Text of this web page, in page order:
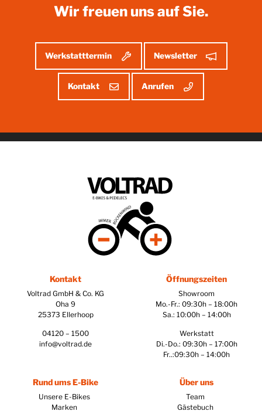
Wir freuen uns auf Sie.
Werkstatttermin Newsletter
Kontakt Anrufen
Kontakt
Voltrad GmbH & Co. KG
Oha 9
25373 Ellerhoop
04120 – 1500
info@voltrad.de
Öffnungszeiten
Showroom
Mo.-Fr.: 09:30h – 18:00h
Sa.: 10:00h – 14:00h
Werkstatt
Di.-Do.: 09:30h – 17:00h
Fr..:09:30h – 14:00h
Rund ums E-Bike
Unsere E-Bikes
Marken
Über uns
Team
Gästebuch